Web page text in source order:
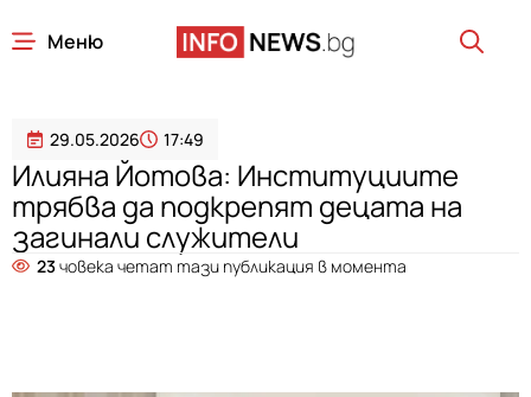
Меню
29.05.2026 17:49
Илияна Йотова: Институциите
трябва да подкрепят децата на
загинали служители
23човека четат тази публикация в момента